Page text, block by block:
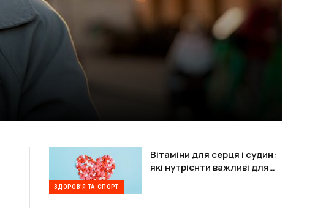
ЗДОРОВ'Я ТА СПОРТ
Вітаміни для серця і судин:
які нутрієнти важливі для